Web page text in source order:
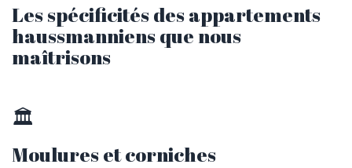
Les spécificités des appartements
haussmanniens que nous
maîtrisons
🏛️
Moulures et corniches